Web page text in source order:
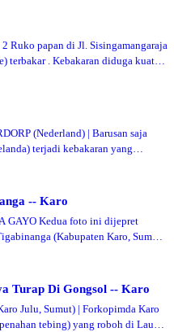
Ruko papan di Jl. Sisingamangaraja
terbakar . Kebakaran diduga kuat
(Nederland) | Barusan saja
terjadi kebakaran yang
Ley…
-- Karo
GAYO Kedua foto ini dijepret
(Kabupaten Karo, Sumut)
Turap Di Gongsol -- Karo
Julu, Sumut) | Forkopimda Karo
tebing) yang roboh di Lau